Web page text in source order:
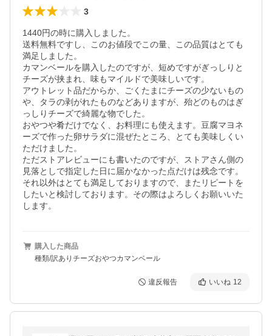
3
1440円の時に購入しました。
送料無料ですし、このお値段でこの量、この品質はとても
満足しました。
カマンベールを購入したのですが、短めですがぎっしりと
チーズが挟まれ、味もマイルドで美味しいです。
アウトレット品だからか、ごくたまにチーズの少ないもの
や、タラの剥がれたものなどありますが、殆どのものはぎ
っしりチーズで綺麗な物でした。
おやつや肴だけでなく、お料理にも使えます。豆腐マヨネ
ーズで作った卵サラダに混ぜたところ、とても美味しくい
ただけました。
ただストアレビューにも書いたのですが、ストアさん側の
見落としで指定した日に届かなかった点だけは残念です。
それ以外はとても満足しておりますので、またリピートを
したいと検討しております。その際はよろしくお願いいた
します。
購入した商品
種類/訳ありチーズおやつカマンベール
違反報告 いいね 12